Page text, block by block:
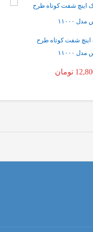
شفت کوتاه طرح
۱۱۰۰۰
تومان